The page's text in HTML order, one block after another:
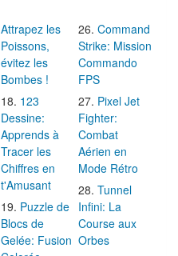
Attrapez les
Poissons,
évitez les
Bombes !
123
Dessine:
Apprends à
Tracer les
Chiffres en
t'Amusant
Puzzle de
Blocs de
Gelée: Fusion
Command
Strike: Mission
Commando
FPS
Pixel Jet
Fighter:
Combat
Aérien en
Mode Rétro
Tunnel
Infini: La
Course aux
Orbes